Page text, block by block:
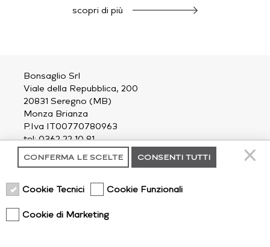
scopri di più
Bonsaglio Srl
Viale della Repubblica, 200
20831 Seregno (MB)
Monza Brianza
P.Iva IT00770780963
tel: 0362 22 10 81
chi siamo
cookie policy
CONFERMA LE SCELTE CONSENTI TUTTI
Cookie Tecnici Cookie Funzionali
Cookie di Marketing